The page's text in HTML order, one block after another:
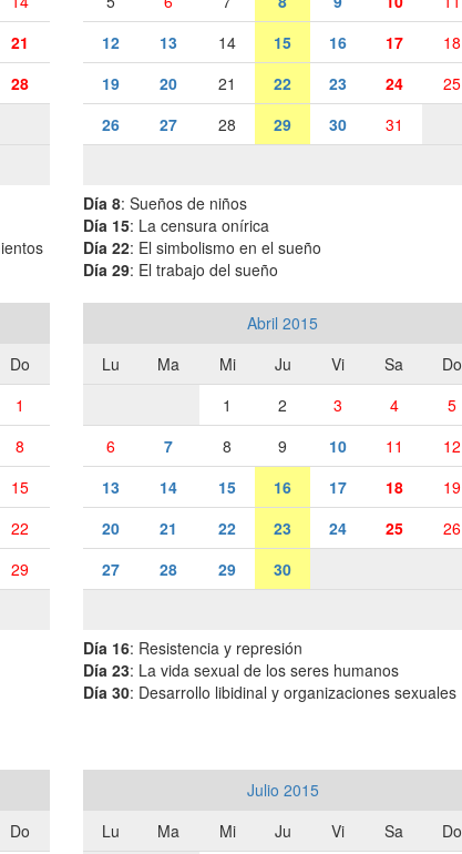
21
28
12
13 14 15 16 17
18
19
20 21 22 23 24
25
26
27 28 29 30 31
Día 8: Sueños de niños
Día 15: La censura onírica
Día 22: El simbolismo en el sueño
Día 29: El trabajo del sueño
Do
1
8
15
22
29
Abril 2015
Lu
Ma Mi Ju Vi Sa
Do
1
2 3 4
5
6
7 8 9 10 11
12
13
14 15 16 17 18
19
20
21 22 23 24 25
26
27
28 29 30
Día 16: Resistencia y represión
Día 23: La vida sexual de los seres humanos
Día 30: Desarrollo libidinal y organizaciones sexuales
Do
Julio 2015
Lu
Ma Mi Ju Vi Sa Do